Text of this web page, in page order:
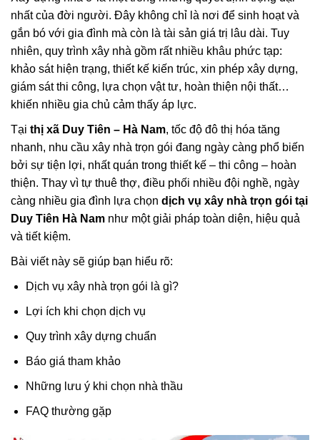
nhất của đời người. Đây không chỉ là nơi để sinh hoạt và
gắn bó với gia đình mà còn là tài sản giá trị lâu dài. Tuy
nhiên, quy trình xây nhà gồm rất nhiều khâu phức tạp:
khảo sát hiện trạng, thiết kế kiến trúc, xin phép xây dựng,
giám sát thi công, lựa chọn vật tư, hoàn thiện nội thất…
khiến nhiều gia chủ cảm thấy áp lực.
Tại thị xã Duy Tiên – Hà Nam, tốc độ đô thị hóa tăng
nhanh, nhu cầu xây nhà trọn gói đang ngày càng phổ biến
bởi sự tiện lợi, nhất quán trong thiết kế – thi công – hoàn
thiện. Thay vì tự thuê thợ, điều phối nhiều đội nghề, ngày
càng nhiều gia đình lựa chọn dịch vụ xây nhà trọn gói tại
Duy Tiên Hà Nam như một giải pháp toàn diện, hiệu quả
và tiết kiệm.
Bài viết này sẽ giúp bạn hiểu rõ:
Dịch vụ xây nhà trọn gói là gì?
Lợi ích khi chọn dịch vụ
Quy trình xây dựng chuẩn
Báo giá tham khảo
Những lưu ý khi chọn nhà thầu
FAQ thường gặp